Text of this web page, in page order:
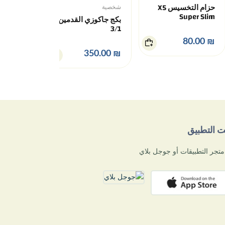
حزام التخسيس X5
Super Slim
شخصية
بكج جاكوزي القدمين
التطبيق
التطبيقات أو جوجل بلاي